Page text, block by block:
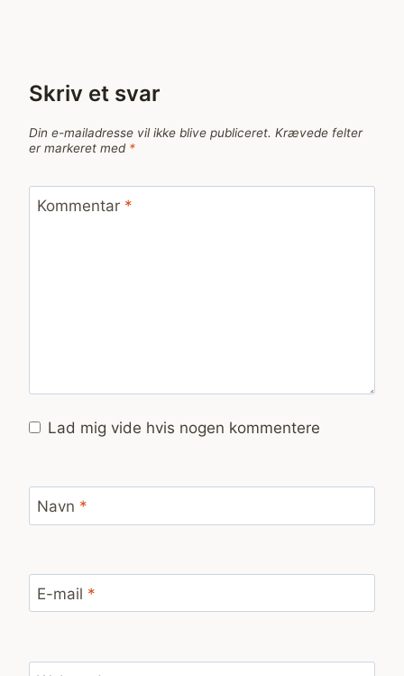
Skriv et svar
Din e-mailadresse vil ikke blive publiceret. Krævede felter
er markeret med *
Kommentar *
Lad mig vide hvis nogen kommentere
Navn *
E-mail *